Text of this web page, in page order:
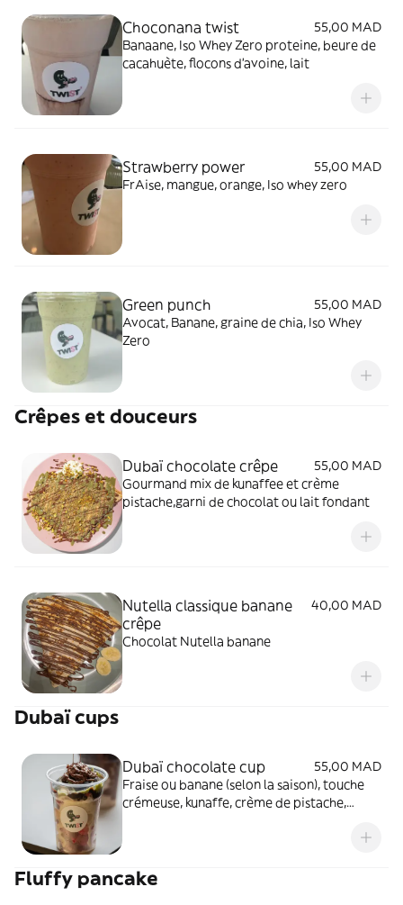
Choconana twist
55,00 MAD
Banaane, Iso Whey Zero proteine, beure de
cacahuète, flocons d’avoine, lait
Strawberry power
55,00 MAD
FrAise, mangue, orange, Iso whey zero
Green punch
55,00 MAD
Avocat, Banane, graine de chia, Iso Whey
Zero
Crêpes et douceurs
Dubaï chocolate crêpe
55,00 MAD
Gourmand mix de kunaffee et crème
pistache,garni de chocolat ou lait fondant
Nutella classique banane
crêpe
40,00 MAD
Chocolat Nutella banane
Dubaï cups
Dubaï chocolate cup
55,00 MAD
Fraise ou banane (selon la saison), touche
crémeuse, kunaffe, crème de pistache,
Fluffy pancake